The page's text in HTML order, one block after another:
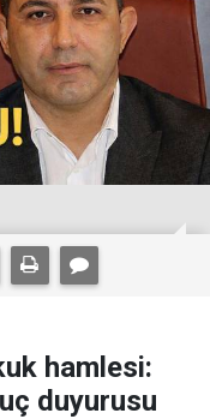
hamlesi:
duyurusu